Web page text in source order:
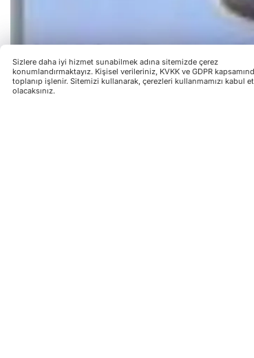
Sizlere daha iyi hizmet sunabilmek adına sitemizde çerez
konumlandırmaktayız. Kişisel verileriniz, KVKK ve GDPR
toplanıp işlenir. Sitemizi kullanarak, çerezleri kullanmamızı kabul
olacaksınız.